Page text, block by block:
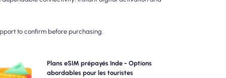
to confirm before purchasing.
Plans eSIM prépayés Inde - Options
abordables pour les touristes
Choisissez nos plans eSIM prépayés Inde pour la
4G / 5G sans tracas. Payez d'avance pour